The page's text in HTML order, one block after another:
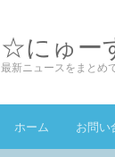
☆にゅー
最新ニュースをまとめ
ホーム お問い